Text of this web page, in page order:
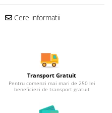
Cere informatii
Transport Gratuit
Pentru comenzi mai mari de 250 lei
beneficiezi de transport gratuit